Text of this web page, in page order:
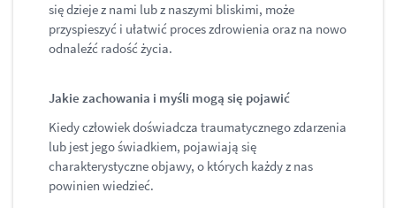
się dzieje z nami lub z naszymi bliskimi, może
przyspieszyć i ułatwić proces zdrowienia oraz na nowo
odnaleźć radość życia.
Jakie zachowania i myśli mogą się pojawić
Kiedy człowiek doświadcza traumatycznego zdarzenia
lub jest jego świadkiem, pojawiają się
charakterystyczne objawy, o których każdy z nas
powinien wiedzieć.